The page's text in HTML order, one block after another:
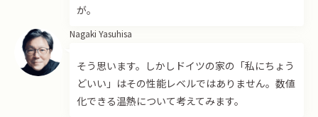
が。
Nagaki Yasuhisa
そう思います。しかしドイツの家の「私にちょう
どいい」はその性能レベルではありません。数値
化できる温熱について考えてみます。